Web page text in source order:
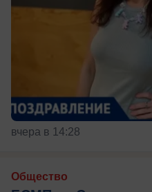
вчера в 14:28
Общество